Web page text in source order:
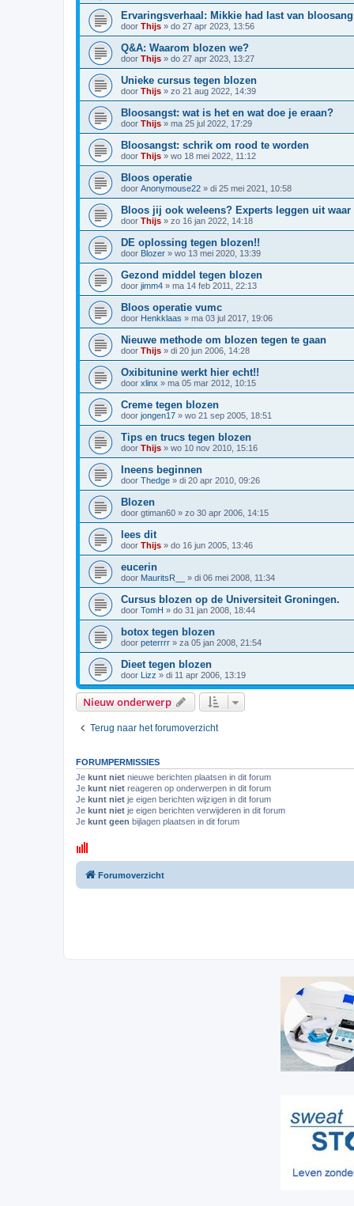
Ervaringsverhaal: Mikkie had last van
door Thijs » do 27 apr 2023, 13:56
Q&A: Waarom blozen we?
door Thijs » do 27 apr 2023, 13:27
Unieke cursus tegen blozen
door Thijs » zo 21 aug 2022, 14:39
Bloosangst: wat is het en wat doe je eraan?
door Thijs » ma 25 jul 2022, 17:29
Bloosangst: schrik om rood te worden
door Thijs » wo 18 mei 2022, 11:12
Bloos operatie
door Anonymouse22 » di 25 mei 2021, 10:58
Bloos jij ook weleens? Experts leggen uit
door Thijs » zo 16 jan 2022, 14:18
DE oplossing tegen blozen!!
door Blozer » wo 13 mei 2020, 13:39
Gezond middel tegen blozen
door jimm4 » ma 14 feb 2011, 22:13
Bloos operatie vumc
door Henkklaas » ma 03 jul 2017, 19:06
Nieuwe methode om blozen tegen te gaan
door Thijs » di 20 jun 2006, 14:28
Oxibitunine werkt hier echt!!
door xlinx » ma 05 mar 2012, 10:15
Creme tegen blozen
door jongen17 » wo 21 sep 2005, 18:51
Tips en trucs tegen blozen
door Thijs » wo 10 nov 2010, 15:16
Ineens beginnen
door Thedge » di 20 apr 2010, 09:26
Blozen
door gtiman60 » zo 30 apr 2006, 14:15
lees dit
door Thijs » do 16 jun 2005, 13:46
eucerin
door MauritsR__ » di 06 mei 2008, 11:34
Cursus blozen op de Universiteit Groningen.
door TomH » do 31 jan 2008, 18:44
botox tegen blozen
door peterrrr » za 05 jan 2008, 21:54
Dieet tegen blozen
door Lizz » di 11 apr 2006, 13:19
Nieuw onderwerp
Terug naar het forumoverzicht
FORUMPERMISSIES
Je kunt niet nieuwe berichten plaatsen in dit forum
Je kunt niet reageren op onderwerpen in dit forum
Je kunt niet je eigen berichten wijzigen in dit forum
Je kunt niet je eigen berichten verwijderen in dit forum
Je kunt geen bijlagen plaatsen in dit forum
Forumoverzicht